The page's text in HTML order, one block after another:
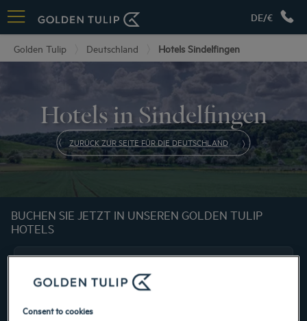
DE/€
Golden Tulip Deutschland Hotels Sindelfingen
Hotels in Sindelfingen
ZURÜCK ZUR SEITE FÜR DIE DEUTSCHLAND
BUCHEN SIE JETZT IN UNSEREN GOLDEN TULIP
HOTELS
Consent to cookies